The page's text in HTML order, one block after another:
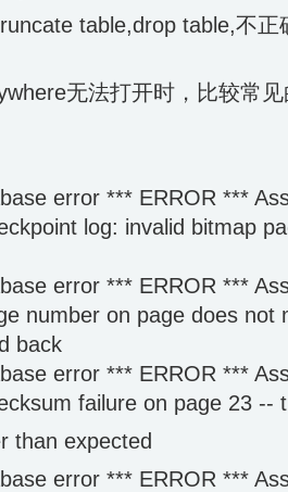
table,drop table,不
无法打开时，比较常
error *** ERROR ***
log: invalid bitmap
error *** ERROR ***
number on page does not
back
error *** ERROR ***
failure on page 23 --
than expected
error *** ERROR ***